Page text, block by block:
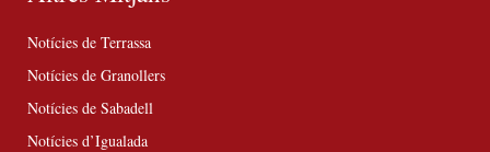
Notícies de Terrassa
Notícies de Granollers
Notícies de Sabadell
Notícies d’Igualada